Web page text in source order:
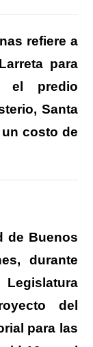
m
p
ar
tir
refiere a
para
el predio
Santa
costo de
de Buenos
durante
del
para las